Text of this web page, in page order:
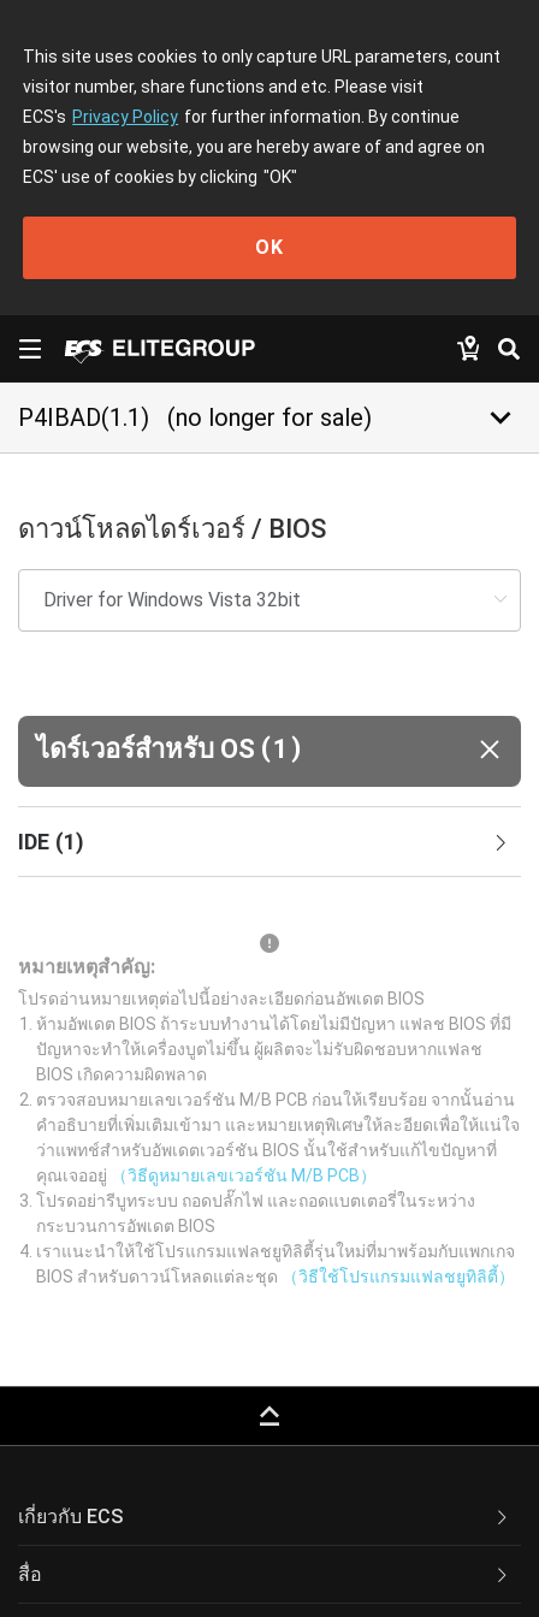
This site uses cookies to only capture URL parameters, count
visitor number, share functions and etc. Please visit
ECS's Privacy Policy for further information. By continue
browsing our website, you are hereby aware of and agree on
ECS' use of cookies by clicking "OK"
OK
P4IBAD(1.1) (no longer for sale) keyboard_arrow_down
ดาวน์โหลดไดร์เวอร์ / BIOS
ไดร์เวอร์สำหรับ OS (1 )
IDE (1)
หมายเหตุสำคัญ:
โปรดอ่านหมายเหตุต่อไปนี้อย่างละเอียดก่อนอัพเดต BIOS
ห้ามอัพเดต BIOS ถ้าระบบทำงานได้โดยไม่มีปัญหา แฟลช BIOS ที่มี
ปัญหาจะทำให้เครื่องบูตไม่ขึ้น ผู้ผลิตจะไม่รับผิดชอบหากแฟลช
BIOS เกิดความผิดพลาด
ตรวจสอบหมายเลขเวอร์ชัน M/B PCB ก่อนให้เรียบร้อย จากนั้นอ่าน
คำอธิบายที่เพิ่มเติมเข้ามา และหมายเหตุพิเศษให้ละอียดเพื่อให้แน่ใจ
ว่าแพทช์สำหรับอัพเดตเวอร์ชัน BIOS นั้นใช้สำหรับแก้ไขปัญหาที่
คุณเจออยู่
（วิธีดูหมายเลขเวอร์ชัน M/B PCB）
โปรดอย่ารีบูทระบบ ถอดปลั๊กไฟ และถอดแบตเตอรี่ในระหว่าง
กระบวนการอัพเดต BIOS
เราแนะนำให้ใช้โปรแกรมแฟลชยูทิลิตี้รุ่นใหม่ที่มาพร้อมกับแพกเกจ
BIOS สำหรับดาวน์โหลดแต่ละชุด
（วิธีใช้โปรแกรมแฟลชยูทิลิตี้）
keyboard_capslock
เกี่ยวกับ ECS
สื่อ